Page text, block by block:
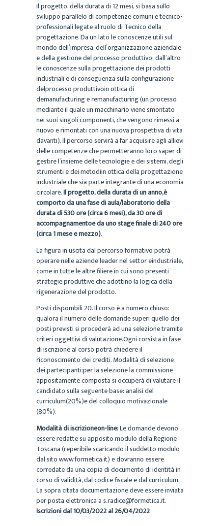
Il progetto, della durata di 12 mesi, si basa sullo
sviluppo parallelo di competenze comuni e tecnico-
professionali legate al ruolo di Tecnico della
progettazione. Da un lato le conoscenze utili sul
mondo dell’impresa, dell’organizzazione aziendale
e della gestione del processo produttivo; dall’altro
le conoscenze sulla progettazione dei prodotti
industriali e di conseguenza sulla configurazione
delprocesso produttivoin ottica di
demanufacturing e remanufacturing (un processo
mediante il quale un macchinario viene smontato
nei suoi singoli componenti, che vengono rimessi a
nuovo e rimontati con una nuova prospettiva di vita
davanti). Il percorso servirà a far acquisire agli allievi
delle competenze che permetteranno loro saper di
gestire l’insieme delle tecnologie e dei sistemi, degli
strumenti e dei metodiin ottica della progettazione
industriale che sia parte integrante di una economia
circolare.Il progetto, della durata di un anno,è
comporto da una fase di aula/laboratorio della
durata di 530 ore (circa 6 mesi), da 30 ore di
accompagnamentoe da uno stage finale di 240 ore
(circa 1 mese e mezzo).
La figura in uscita dal percorso formativo potrà
operare nelle aziende leader nel settor eindustriale,
come in tutte le altre filiere in cui sono presenti
strategie produttive che adottino la logica della
rigenerazione del prodotto.
Posti dispombili 20. Il corso è a numero chiuso:
qualora il numero delle domande superi quello dei
posti previsti si procederà ad una selezione tramite
criteri oggettivi di valutazione.Ogni corsista in fase
di iscrizione al corso potrà chiedere il
riconoscimento dei crediti. Modalità di selezione
dei partecipanti:per la selezione la commissione
appositamente composta si occuperà di valutare il
candidato sulla seguente base: analisi del
curriculum(20%)e del colloquio motivazionale
(80%).
Modalità di iscrizioneon-line:Le domande devono
essere redatte su apposito modulo della Regione
Toscana (reperibile scaricando il suddetto modulo
dal sito www.formetica.it) e dovranno essere
corredate da una copia di documento di identità in
corso di validità, dal codice fiscale e dal curriculum.
La sopra citata documentazione deve essere inviata
per posta elettronica a s.radice@formetica.it.
Iscrizioni dal10/03/2022al26/04/2022